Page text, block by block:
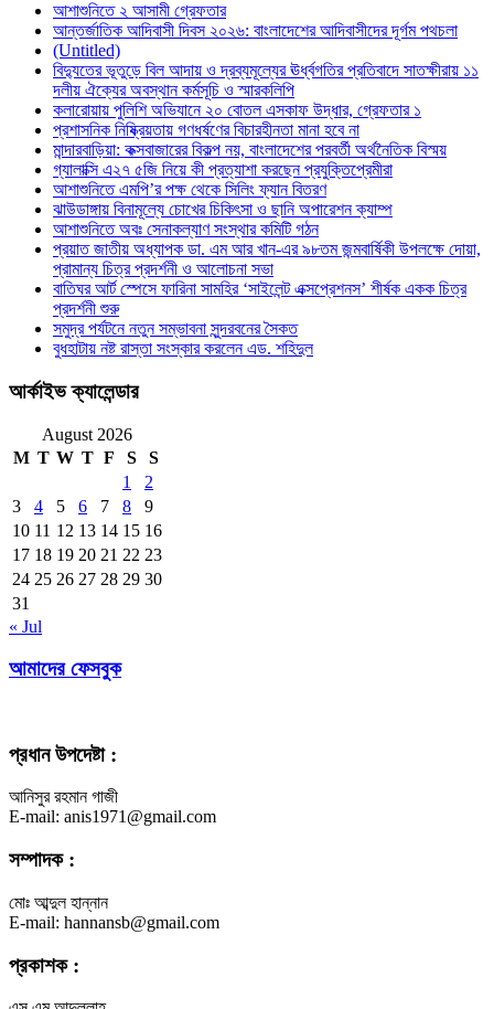
আশাশুনিতে ২ আসামী গ্রেফতার
আন্তর্জাতিক আদিবাসী দিবস ২০২৬: বাংলাদেশের আদিবাসীদের দূর্গম পথচলা
(Untitled)
বিদ্যুতের ভূতুড়ে বিল আদায় ও দ্রব্যমূল্যের ঊর্ধ্বগতির প্রতিবাদে সাতক্ষীরায় ১১
দলীয় ঐক্যের অবস্থান কর্মসূচি ও স্মারকলিপি
কলারোয়ায় পুলিশি অভিযানে ২০ বোতল এসকাফ উদ্ধার, গ্রেফতার ১
প্রশাসনিক নিষ্ক্রিয়তায় গণধর্ষণের বিচারহীনতা মানা হবে না
মান্দারবাড়িয়া: কক্সবাজারের বিকল্প নয়, বাংলাদেশের পরবর্তী অর্থনৈতিক বিস্ময়
গ্যালাক্সি এ২৭ ৫জি নিয়ে কী প্রত্যাশা করছেন প্রযুক্তিপ্রেমীরা
আশাশুনিতে এমপি’র পক্ষ থেকে সিলিং ফ্যান বিতরণ
ঝাউডাঙ্গায় বিনামূল্যে চোখের চিকিৎসা ও ছানি অপারেশন ক্যাম্প
আশাশুনিতে অবঃ সেনাকল্যাণ সংস্থার কমিটি গঠন
প্রয়াত জাতীয় অধ্যাপক ডা. এম আর খান-এর ৯৮তম জন্মবার্ষিকী উপলক্ষে দোয়া,
প্রামান্য চিত্র প্রদর্শনী ও আলোচনা সভা
বাতিঘর আর্ট স্পেসে ফারিনা সামহির ‘সাইলেন্ট এক্সপ্রেশনস’ শীর্ষক একক চিত্র
প্রদর্শনী শুরু
সমুদ্র পর্যটনে নতুন সম্ভাবনা সুন্দরবনের সৈকত
বুধহাটায় নষ্ট রাস্তা সংস্কার করলেন এড. শহিদুল
আর্কাইভ ক্যালেন্ডার
August 2026
M T W T F S
S
1
2
3
4 5 6 7 8
9
10 11 12 13 14 15 16
17 18 19 20 21 22 23
24 25 26 27 28 29 30
31
« Jul
আমাদের ফেসবুক
প্রধান উপদেষ্টা :
আনিসুর রহমান গাজী
E-mail: anis1971@gmail.com
সম্পাদক :
মোঃ আব্দুল হান্নান
E-mail: hannansb@gmail.com
প্রকাশক :